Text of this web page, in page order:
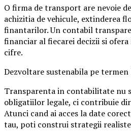
O firma de transport are nevoie
achizitia de vehicule, extinderea
finantarilor. Un contabil
financiar al fiecarei decizii si
cifre.
Dezvoltare sustenabila pe
Transparenta in contabilitate nu
obligatiilor legale, ci contribuie
Atunci cand ai acces la date
tau, poti construi strategii realiste